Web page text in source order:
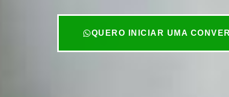
QUERO INICIAR UMA